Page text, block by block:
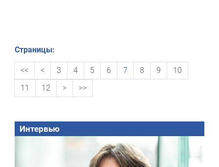
Страницы:
<< < 3 4 5 6 7 8 9
10
11
12 > >>
Интервью